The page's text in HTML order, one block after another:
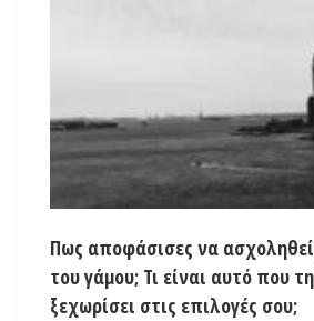
Πως αποφάσισες να
του γάμου; Τι είναι αυτό που
ξεχωρίσει στις επιλογές σου;